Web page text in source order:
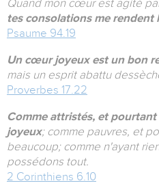
Quand mon cœur est agité
tes consolations me rendent
Psaume 94.19
Un cœur joyeux est un bon
mais un esprit abattu
Proverbes 17.22
Comme attristés, et
joyeux; comme pauvres, et
beaucoup; comme n'ayant
possédons tout.
2 Corinthiens 6.10